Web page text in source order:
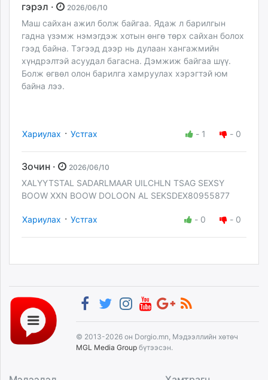
гэрэл · 2026/06/10
Маш сайхан ажил болж байгаа. Ядаж л барилгын
гадна үзэмж нэмэгдэж хотын өнгө төрх сайхан болох
гээд байна. Тэгээд дээр нь дулаан хангажмийн
хүндрэлтэй асуудал багасна. Дэмжиж байгаа шүү.
Болж өгвөл олон барилга хамруулах хэрэгтэй юм
байна лээ.
Хариулах · Устгах - 1 - 0
Зочин · 2026/06/10
XALYYTSTAL SADARLMAAR UILCHLN TSAG SEXSY
BOOW XXN BOOW DOLOON AL SEKSDEX80955877
Хариулах · Устгах - 0 - 0
© 2013-2026 он Dorgio.mn, Мэдээллийн хөтөч
MGL Media Group бүтээсэн.